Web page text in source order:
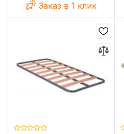
Заказ в 1 клик